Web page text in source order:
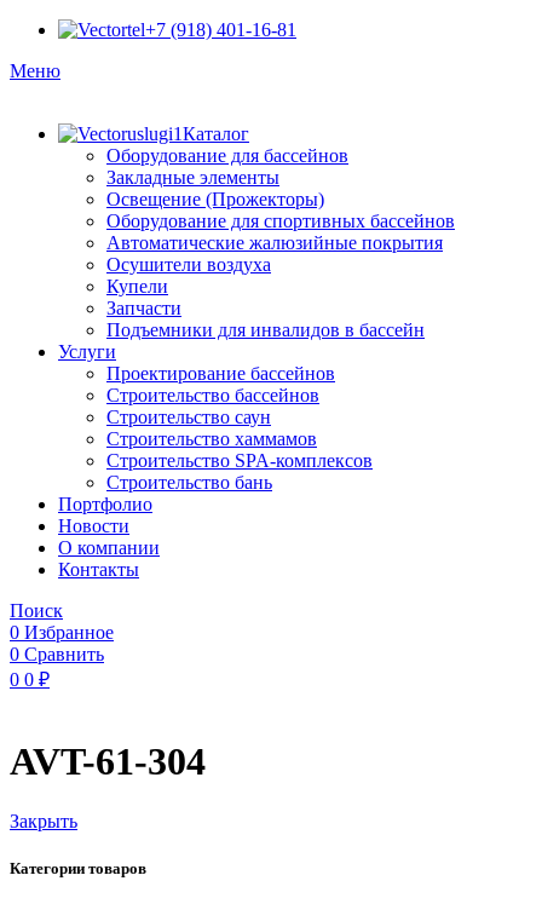
+7 (918) 401-16-81
Меню
Каталог
Оборудование для бассейнов
Закладные элементы
Освещение (Прожекторы)
Оборудование для спортивных бассейнов
Автоматические жалюзийные покрытия
Осушители воздуха
Купели
Запчасти
Подъемники для инвалидов в бассейн
Услуги
Проектирование бассейнов
Строительство бассейнов
Строительство саун
Строительство хаммамов
Строительство SPA-комплексов
Строительство бань
Портфолио
Новости
O компании
Контакты
Поиск
0 Избранное
0 Сравнить
0 0 ₽
AVT-61-304
Закрыть
Категории товаров